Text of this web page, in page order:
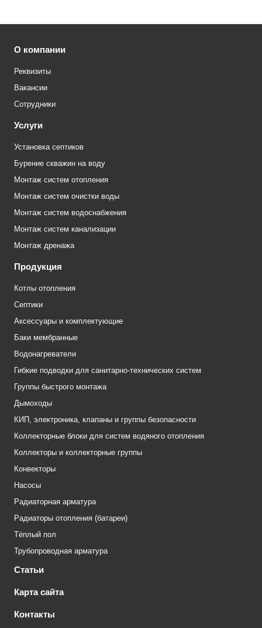
О компании
Реквизиты
Вакансии
Сотрудники
Услуги
Установка септиков
Бурение скважин на воду
Монтаж систем отопления
Монтаж систем очистки воды
Монтаж систем водоснабжения
Монтаж систем канализации
Монтаж дренажа
Продукция
Котлы отопления
Септики
Аксессуары и комплектующие
Баки мембранные
Водонагреватели
Гибкие подводки для санитарно-технических систем
Группы быстрого монтажа
Дымоходы
КИП, электроника, клапаны и группы безопасности
Коллекторные блоки для систем водяного отопления
Коллекторы и коллекторные группы
Конвекторы
Насосы
Радиаторная арматура
Радиаторы отопления (батареи)
Тёплый пол
Трубопроводная арматура
Статьи
Карта сайта
Контакты